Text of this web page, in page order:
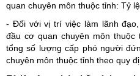
quan chuyên môn thuộc tỉnh: Tỷ
- Đối với vị trí việc làm lãnh
đầu cơ quan chuyên môn
tổng số lượng cấp phó người
chuyên môn thuộc tỉnh theo quy